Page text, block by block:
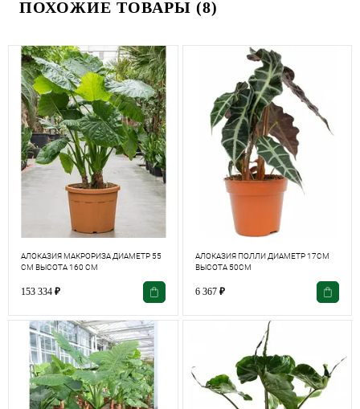
ПОХОЖИЕ ТОВАРЫ (8)
АЛОКАЗИЯ МАКРОРИЗА ДИАМЕТР 55
СМ ВЫСОТА 160 СМ
153 334 ₽
АЛОКАЗИЯ ПОЛЛИ ДИАМЕТР 17СМ
ВЫСОТА 50СМ
6 367 ₽